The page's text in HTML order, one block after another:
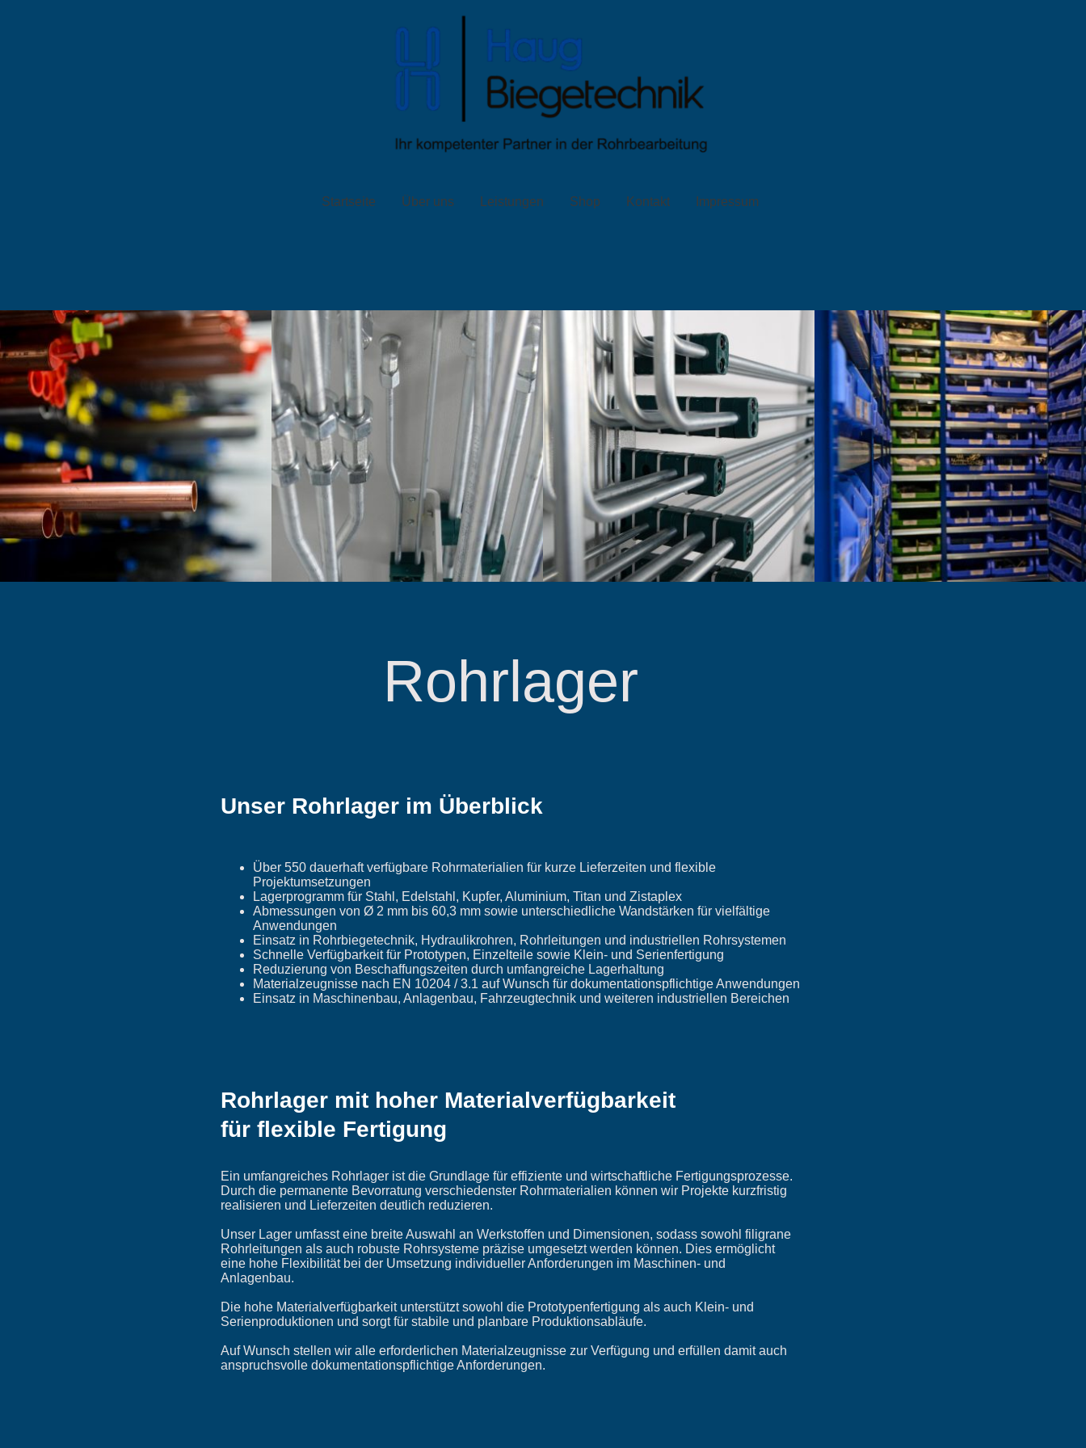
Startseite Über uns Leistungen Shop Kontakt Impressum
Rohrlager
Über 550 dauerhaft verfügbare Rohrmaterialien für kurze Lieferzeiten und flexible
Projektumsetzungen
Lagerprogramm für Stahl, Edelstahl, Kupfer, Aluminium, Titan und Zistaplex
Abmessungen von Ø 2 mm bis 60,3 mm sowie unterschiedliche Wandstärken für vielfältige
Anwendungen
Einsatz in Rohrbiegetechnik, Hydraulikrohren, Rohrleitungen und industriellen Rohrsystemen
Schnelle Verfügbarkeit für Prototypen, Einzelteile sowie Klein- und Serienfertigung
Reduzierung von Beschaffungszeiten durch umfangreiche Lagerhaltung
Materialzeugnisse nach EN 10204 / 3.1 auf Wunsch für dokumentationspflichtige Anwendungen
Einsatz in Maschinenbau, Anlagenbau, Fahrzeugtechnik und weiteren industriellen Bereichen
Unser Rohrlager im Überblick
Rohrlager mit hoher Materialverfügbarkeit
für flexible Fertigung
Ein umfangreiches Rohrlager ist die Grundlage für effiziente und wirtschaftliche Fertigungsprozesse.
Durch die permanente Bevorratung verschiedenster Rohrmaterialien können wir Projekte kurzfristig
realisieren und Lieferzeiten deutlich reduzieren.
Unser Lager umfasst eine breite Auswahl an Werkstoffen und Dimensionen, sodass sowohl filigrane
Rohrleitungen als auch robuste Rohrsysteme präzise umgesetzt werden können. Dies ermöglicht
eine hohe Flexibilität bei der Umsetzung individueller Anforderungen im Maschinen- und
Anlagenbau.
Die hohe Materialverfügbarkeit unterstützt sowohl die Prototypenfertigung als auch Klein- und
Serienproduktionen und sorgt für stabile und planbare Produktionsabläufe.
Auf Wunsch stellen wir alle erforderlichen Materialzeugnisse zur Verfügung und erfüllen damit auch
anspruchsvolle dokumentationspflichtige Anforderungen.